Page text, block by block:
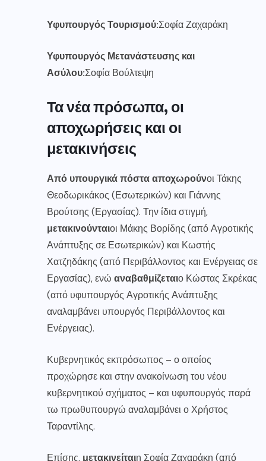
Υφυπουργός Τουρισμού:Σοφία Ζαχαράκη
Υφυπουργός Μετανάστευσης και
Ασύλου:Σοφία Βούλτεψη
Τα νέα πρόσωπα, οι
αποχωρήσεις και οι
μετακινήσεις
Από υπουργικά πόστα αποχωρούνοι Τάκης
Θεοδωρικάκος (Εσωτερικών) και Γιάννης
Βρούτσης (Εργασίας). Την ίδια στιγμή,
μετακινούνταιοι Μάκης Βορίδης (από Αγροτικής
Ανάπτυξης σε Εσωτερικών) και Κωστής
Χατζηδάκης (από Περιβάλλοντος και Ενέργειας σε
Εργασίας), ενώ αναβαθμίζεταιο Κώστας Σκρέκας
(από υφυπουργός Αγροτικής Ανάπτυξης
αναλαμβάνει υπουργός Περιβάλλοντος και
Ενέργειας).
Κυβερνητικός εκπρόσωπος – ο οποίος
προχώρησε και στην ανακοίνωση του νέου
κυβερνητικού σχήματος – και υφυπουργός παρά
τω πρωθυπουργώ αναλαμβάνει ο Χρήστος
Ταραντίλης.
Επίσης, μετακινείταιη Σοφία Ζαχαράκη (από